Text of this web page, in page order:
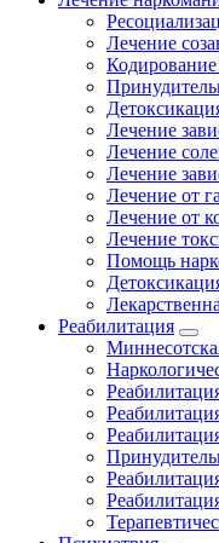
Лечение
Лечение
Лечение
Лечение
Лечение от
Лечение от
Лечение
Помощь
Реабилитация